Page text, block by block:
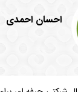
احسان احمدی